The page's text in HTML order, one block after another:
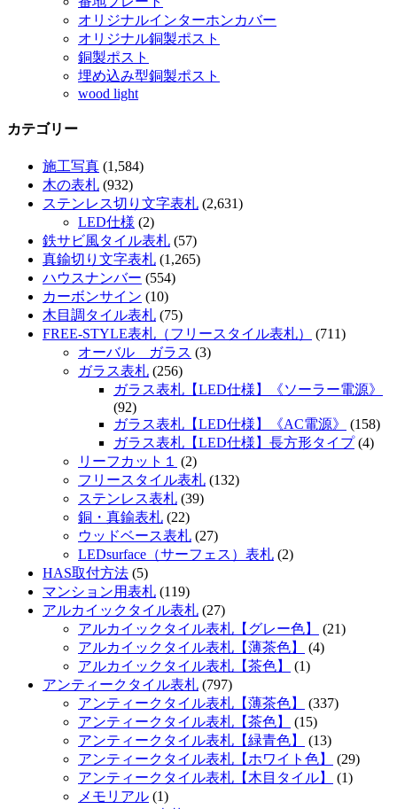
オリジナルインターホンカバー
オリジナル銅製ポスト
銅製ポスト
埋め込み型銅製ポスト
wood light
カテゴリー
施工写真 (1,584)
木の表札 (932)
ステンレス切り文字表札 (2,631)
LED仕様 (2)
鉄サビ風タイル表札 (57)
真鍮切り文字表札 (1,265)
ハウスナンバー (554)
カーボンサイン (10)
木目調タイル表札 (75)
FREE-STYLE表札（フリースタイル表札）
(711)
オーバル ガラス (3)
ガラス表札 (256)
ガラス表札【LED仕様】《ソーラー電源》
(92)
ガラス表札【LED仕様】《AC電源》
(158)
ガラス表札【LED仕様】長方形タイプ(4)
リーフカット１
(2)
フリースタイル表札 (132)
ステンレス表札 (39)
銅・真鍮表札 (22)
ウッドベース表札 (27)
LEDsurface（サーフェス）表札 (2)
HAS取付方法 (5)
マンション用表札 (119)
アルカイックタイル表札 (27)
アルカイックタイル表札【グレー色】
(21)
アルカイックタイル表札【薄茶色】
(4)
アルカイックタイル表札【茶色】
(1)
アンティークタイル表札 (797)
アンティークタイル表札【薄茶色】
(337)
アンティークタイル表札【茶色】
(15)
アンティークタイル表札【緑青色】
(13)
アンティークタイル表札【ホワイト色】
(29)
アンティークタイル表札【木目タイル】
(1)
メモリアル (1)